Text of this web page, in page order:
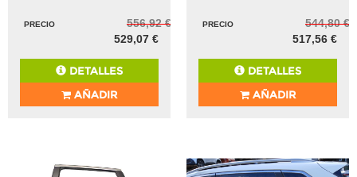
PRECIO
556,92 €
529,07 €
DETALLES
AÑADIR
PRECIO
544,80 €
517,56 €
DETALLES
AÑADIR